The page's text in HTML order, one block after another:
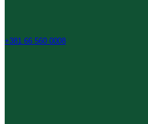
+381 66 560 0008